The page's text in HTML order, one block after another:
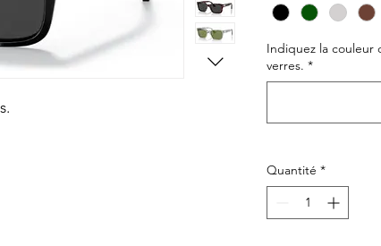
Indiquez la couleur
verres. *
Quantité *